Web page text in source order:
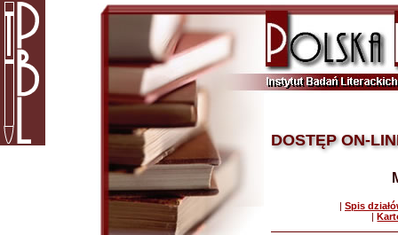
DOSTĘP ON-
| Spis
|